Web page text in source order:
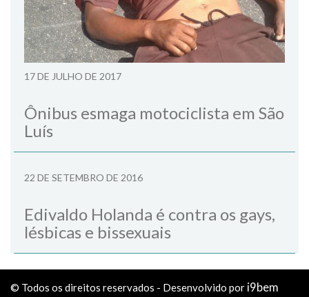
17 DE JULHO DE 2017
Ônibus esmaga motociclista em São
Luís
22 DE SETEMBRO DE 2016
Edivaldo Holanda é contra os gays,
lésbicas e bissexuais
© Todos os direitos reservados - Desenvolvido por i9bem